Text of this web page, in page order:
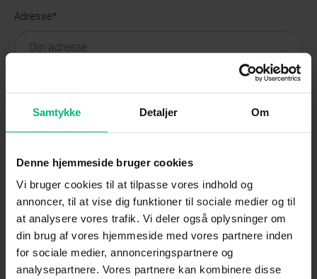
Samtykke Detaljer Om
Denne hjemmeside bruger cookies
Vi bruger cookies til at tilpasse vores indhold og
annoncer, til at vise dig funktioner til sociale medier og til
at analysere vores trafik. Vi deler også oplysninger om
din brug af vores hjemmeside med vores partnere inden
for sociale medier, annonceringspartnere og
analysepartnere. Vores partnere kan kombinere disse
Adresse*
Kundenummer *